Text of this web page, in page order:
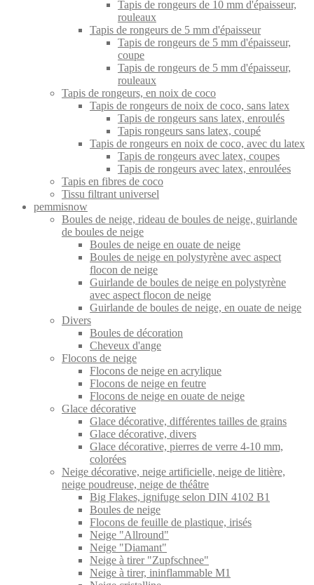
Tapis de rongeurs de 10 mm d'épaisseur,
rouleaux
Tapis de rongeurs de 5 mm d'épaisseur
Tapis de rongeurs de 5 mm d'épaisseur,
coupe
Tapis de rongeurs de 5 mm d'épaisseur,
rouleaux
Tapis de rongeurs, en noix de coco
Tapis de rongeurs de noix de coco, sans latex
Tapis de rongeurs sans latex, enroulés
Tapis rongeurs sans latex, coupé
Tapis de rongeurs en noix de coco, avec du latex
Tapis de rongeurs avec latex, coupes
Tapis de rongeurs avec latex, enroulées
Tapis en fibres de coco
Tissu filtrant universel
pemmisnow
Boules de neige, rideau de boules de neige, guirlande
de boules de neige
Boules de neige en ouate de neige
Boules de neige en polystyrène avec aspect
flocon de neige
Guirlande de boules de neige en polystyrène
avec aspect flocon de neige
Guirlande de boules de neige, en ouate de neige
Divers
Boules de décoration
Cheveux d'ange
Flocons de neige
Flocons de neige en acrylique
Flocons de neige en feutre
Flocons de neige en ouate de neige
Glace décorative
Glace décorative, différentes tailles de grains
Glace décorative, divers
Glace décorative, pierres de verre 4-10 mm,
colorées
Neige décorative, neige artificielle, neige de litière,
neige poudreuse, neige de théâtre
Big Flakes, ignifuge selon DIN 4102 B1
Boules de neige
Flocons de feuille de plastique, irisés
Neige "Allround"
Neige "Diamant"
Neige à tirer "Zupfschnee"
Neige à tirer, ininflammable M1